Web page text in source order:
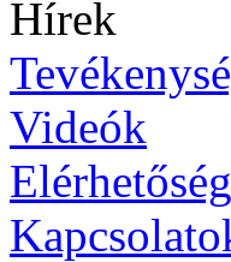
Hírek
Videók